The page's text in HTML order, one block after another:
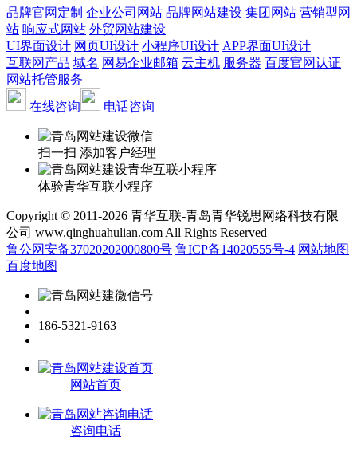
品牌官网定制 企业公司网站 品牌网站建设 集团网站 营销型网
站 响应式网站 外贸网站建设
UI界面设计 网页UI设计 小程序UI设计 APP界面UI设计
互联网产品 域名 网易企业邮箱 云主机 服务器 百度官网认证
网站托管服务
在线咨询
电话咨询
扫一扫 添加客户经理
体验青华互联小程序
Copyright © 2011-2026 青华互联-青岛青华锐思网络科技有限
公司 www.qinghuahulian.com All Rights Reserved
鲁公网安备37020202000800号 鲁ICP备14020555号-4 网站地图
百度地图
186-5321-9163
网站首页
咨询电话